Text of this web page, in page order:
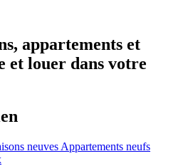
appartements et
et louer dans votre
neuves Appartements neufs